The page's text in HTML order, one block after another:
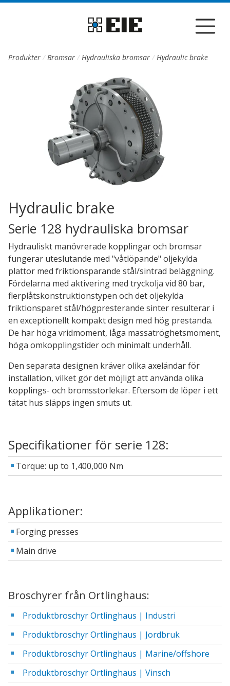
Till sidans huvudinnehåll
Produkter Bromsar Hydrauliska bromsar Hydraulic brake
Hydraulic brake
Serie 128 hydrauliska bromsar
Hydrauliskt manövrerade kopplingar och bromsar
fungerar uteslutande med "våtlöpande" oljekylda
plattor med friktionsparande stål/sintrad beläggning.
Fördelarna med aktivering med tryckolja vid 80 bar,
flerplåtskonstruktionstypen och det oljekylda
friktionsparet stål/högpresterande sinter resulterar i
en exceptionellt kompakt design med hög prestanda.
De har höga vridmoment, låga massatröghetsmoment,
höga omkopplingstider och minimalt underhåll.
Den separata designen kräver olika axeländar för
installation, vilket gör det möjligt att använda olika
kopplings- och bromsstorlekar. Eftersom de löper i ett
tätat hus släpps ingen smuts ut.
Specifikationer för serie 128:
Torque: up to 1,400,000 Nm
Applikationer:
Forging presses
Main drive
Broschyrer från Ortlinghaus:
Produktbroschyr Ortlinghaus | Industri
Produktbroschyr Ortlinghaus | Jordbruk
Produktbroschyr Ortlinghaus | Marine/offshore
Produktbroschyr Ortlinghaus | Vinsch